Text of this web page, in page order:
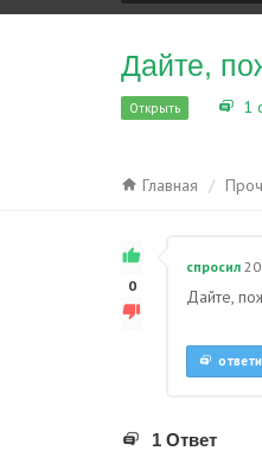
Дайте,
Открыть 1
Главная
0
спросил
Дайте,
1 Ответ